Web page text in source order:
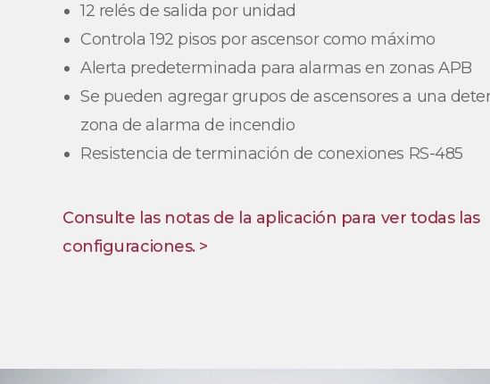
12 relés de salida por unidad
Controla 192 pisos por ascensor como máximo
Alerta predeterminada para alarmas en zonas APB
Se pueden agregar grupos de ascensores a una
zona de alarma de incendio
Resistencia de terminación de conexiones RS-485
Consulte las notas de la aplicación para ver todas las
configuraciones. >